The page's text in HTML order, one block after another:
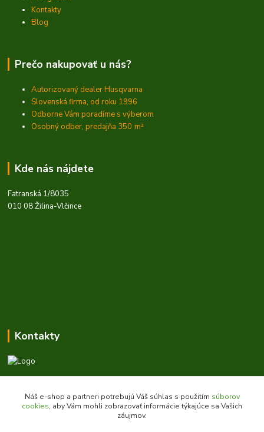
Kontakty
Blog
Prečo nakupovať u nás?
Autorizovaný dealer Husqvarna
Slovenská firma, od roku 1996
Odborne Vám poradíme s výberom
Osobný odber, predajňa 350 m²
Kde nás nájdete
Fatranská 1/8035
010 08 Žilina-Vlčince
Kontakty
Zákaznícka podpora daes.sk
+421 903 707 668
(Po-Pia, 8-16 hod.)
Náš e-shop a partneri potrebujú Váš súhlas s použitím súborov
cookies, aby Vám mohli zobrazovať informácie týkajúce sa Vašich
záujmov.